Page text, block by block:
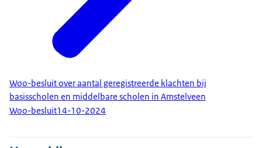
Woo-besluit over aantal geregistreerde klachten bij
basisscholen en middelbare scholen in Amstelveen
Woo-besluit14-10-2024